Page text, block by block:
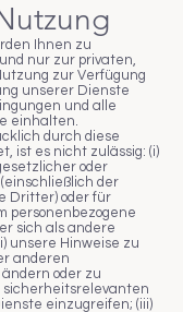
Ihnen zu
nur zur privaten,
zur Verfügung
unserer Dienste
und alle
einhalten.
durch diese
ist es nicht zulässig: (i)
oder
der
Dritter) oder für
personenbezogene
sich als andere
unsere Hinweise zu
anderen
oder zu
sicherheitsrelevanten
einzugreifen; (iii)